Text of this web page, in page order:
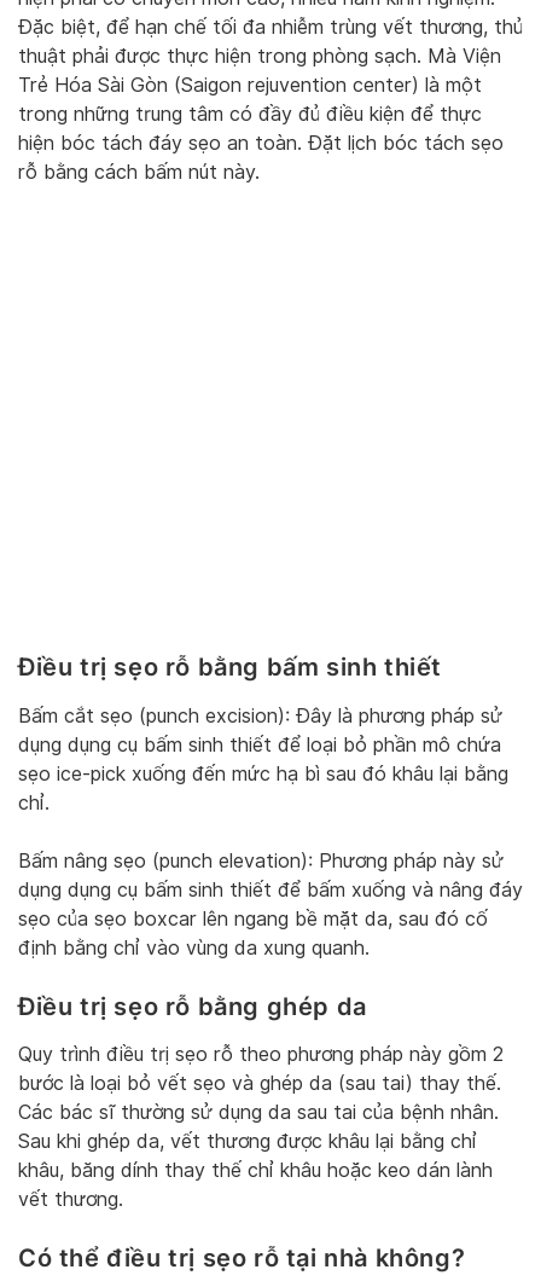
Đặc biệt, để hạn chế tối đa nhiễm trùng vết thương, thủ
thuật phải được thực hiện trong phòng sạch. Mà Viện
Trẻ Hóa Sài Gòn (Saigon rejuvention center) là một
trong những trung tâm có đầy đủ điều kiện để thực
hiện bóc tách đáy sẹo an toàn. Đặt lịch bóc tách sẹo
rỗ bằng cách bấm nút này.
Điều trị sẹo rỗ bằng bấm sinh thiết
Bấm cắt sẹo (punch excision): Đây là phương pháp sử
dụng dụng cụ bấm sinh thiết để loại bỏ phần mô chứa
sẹo ice-pick xuống đến mức hạ bì sau đó khâu lại bằng
chỉ.
Bấm nâng sẹo (punch elevation): Phương pháp này sử
dụng dụng cụ bấm sinh thiết để bấm xuống và nâng đáy
sẹo của sẹo boxcar lên ngang bề mặt da, sau đó cố
định bằng chỉ vào vùng da xung quanh.
Điều trị sẹo rỗ bằng ghép da
Quy trình điều trị sẹo rỗ theo phương pháp này gồm 2
bước là loại bỏ vết sẹo và ghép da (sau tai) thay thế.
Các bác sĩ thường sử dụng da sau tai của bệnh nhân.
Sau khi ghép da, vết thương được khâu lại bằng chỉ
khâu, băng dính thay thế chỉ khâu hoặc keo dán lành
vết thương.
Có thể điều trị sẹo rỗ tại nhà không?